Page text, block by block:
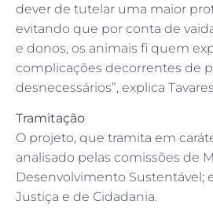
dever de tutelar uma maior
evitando que por conta de
e donos, os animais fi quem
complicações decorrentes de
desnecessários”, explica
Tramitação
O projeto, que tramita em
analisado pelas comissões de
Desenvolvimento Sustentável;
Justiça e de Cidadania.